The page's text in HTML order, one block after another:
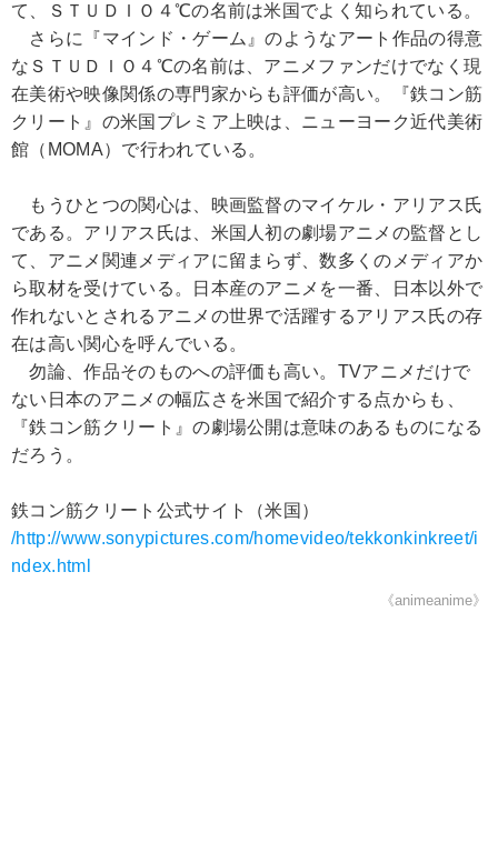
て、ＳＴＵＤＩＯ４℃の名前は米国でよく知られている。
さらに『マインド・ゲーム』のようなアート作品の得意
なＳＴＵＤＩＯ４℃の名前は、アニメファンだけでなく現
在美術や映像関係の専門家からも評価が高い。『鉄コン筋
クリート』の米国プレミア上映は、ニューヨーク近代美術
館（MOMA）で行われている。
もうひとつの関心は、映画監督のマイケル・アリアス氏
である。アリアス氏は、米国人初の劇場アニメの監督とし
て、アニメ関連メディアに留まらず、数多くのメディアか
ら取材を受けている。日本産のアニメを一番、日本以外で
作れないとされるアニメの世界で活躍するアリアス氏の存
在は高い関心を呼んでいる。
勿論、作品そのものへの評価も高い。TVアニメだけで
ない日本のアニメの幅広さを米国で紹介する点からも、
『鉄コン筋クリート』の劇場公開は意味のあるものになる
だろう。
鉄コン筋クリート公式サイト（米国）
/http://www.sonypictures.com/homevideo/tekkonkinkreet/i
ndex.html
《animeanime》